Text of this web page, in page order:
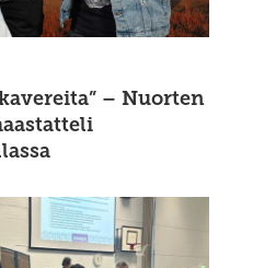
– Nuorten